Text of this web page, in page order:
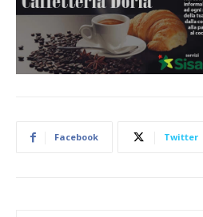
Facebook Twitter